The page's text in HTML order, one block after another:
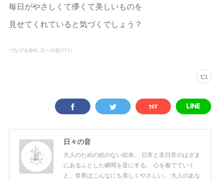
毎日がやさしくて儚くて美しいものを
見せてくれていると気づくでしょう？
つなげる(64) 日々の音(171)
日々の音
大人のための絵のない絵本。 日常と非日常のはざま
にあるふとした瞬間を音にする。 心を奏でていく
と、世界はこんなにも美しくやさしい。 大人のあな